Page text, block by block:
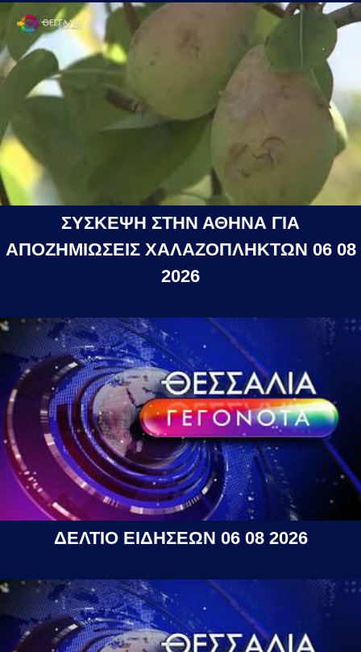
ΣΥΣΚΕΨΗ ΣΤΗΝ ΑΘΗΝΑ ΓΙΑ
ΑΠΟΖΗΜΙΩΣΕΙΣ ΧΑΛΑΖΟΠΛΗΚΤΩΝ 06 08
2026
ΔΕΛΤΙΟ ΕΙΔΗΣΕΩΝ 06 08 2026